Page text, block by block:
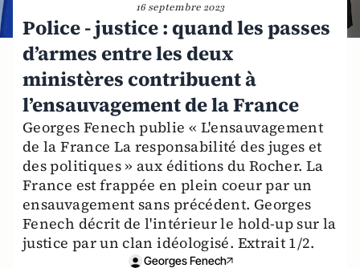
16 septembre 2023
Police - justice : quand les passes
d’armes entre les deux
ministères contribuent à
l’ensauvagement de la France
Georges Fenech publie « L'ensauvagement
de la France La responsabilité des juges et
des politiques » aux éditions du Rocher. La
France est frappée en plein coeur par un
ensauvagement sans précédent. Georges
Fenech décrit de l'intérieur le hold-up sur la
justice par un clan idéologisé. Extrait 1/2.
Georges Fenech